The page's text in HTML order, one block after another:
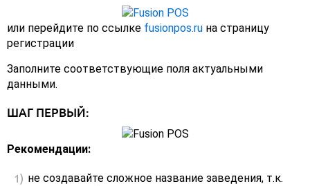
или перейдите по ссылке fusionpos.ru на страницу
регистрации
Заполните соответствующие поля актуальными
данными.
ШАГ ПЕРВЫЙ:
Рекомендации:
не создавайте сложное название заведения, т.к.